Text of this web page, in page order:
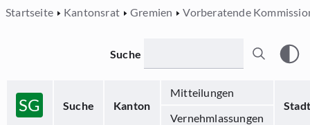
Startseite Kantonsrat Gremien Vorberatende
SG Suche Kanton
Mitteilungen
Stadt
Vernehmlassungen
Suche